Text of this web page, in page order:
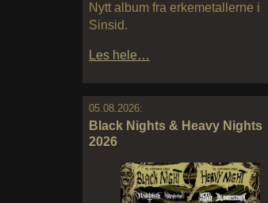
Nytt album fra erkemetallerne i
Sinsid.
Les hele…
05.08.2026:
Black Nights & Heavy Nights
2026